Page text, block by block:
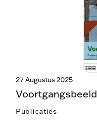
Voortgangsbeeld
27 Augustus 2025
Publicaties